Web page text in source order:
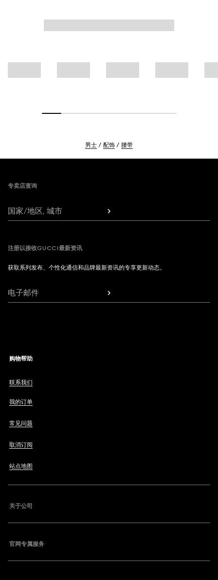
男士 配饰 腰带
专卖店查询
国家/地区, 城市
注册以接收GUCCI最新资讯
获取系列发布、个性化通信和品牌最新资讯的专享更新动态。
电子邮件
购物帮助
联系我们
我的订单
常见问题
取消订阅
站点地图
关于公司
官网专属服务